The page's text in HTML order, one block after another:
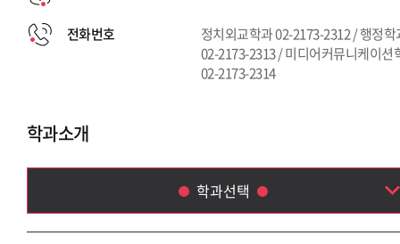
전화번호
정치외교학과 02-2173-2312 / 행정학
02-2173-2313 / 미디어커뮤니케이션
02-2173-2314
학과소개
학과선택
정치외교학과